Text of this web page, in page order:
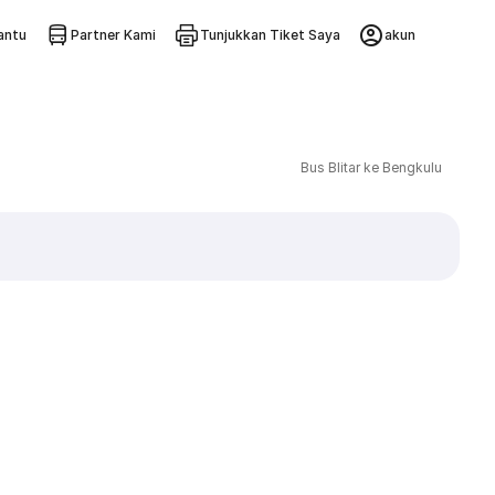
Partner Kami Tunjukkan Tiket Saya akun
Bus Blitar ke Bengkulu